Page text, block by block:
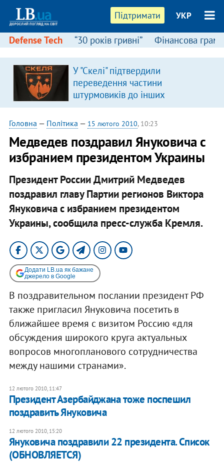
Підтримати УКР
Defense Tech “30 років гривні” Фінансова
У "Скелі" підтвердили
переведення частини
штурмовиків до інших
підрозділів
Головна — Політика — 15 лютого 2010, 10:23
Медведев поздравил Януковича с
избранием президентом Украины
Президент России Дмитрий Медведев
поздравил главу Партии регионов Виктора
Януковича с избранием президентом
Украины, сообщила пресс-служба Кремля.
Додати LB.ua як бажане
джерело в Google
В поздравительном послании президент РФ
также пригласил Януковича посетить в
ближайшее время с визитом Россию «для
обсуждения широкого круга актуальных
вопросов многопланового сотрудничества
между нашими странами».
12 лютого 2010, 11:47
Президент Азербайджана тоже поспешил
поздравить Януковича
12 лютого 2010, 15:20
Януковича поздравили 22 президента. Список
(ОБНОВЛЯЕТСЯ)